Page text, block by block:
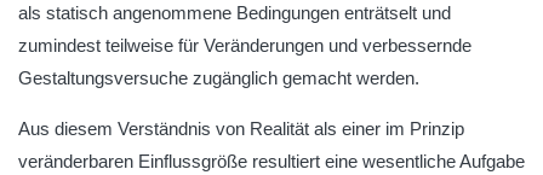
als statisch angenommene Bedingungen enträtselt und
zumindest teilweise für Veränderungen und verbessernde
Gestaltungsversuche zugänglich gemacht werden.
Aus diesem Verständnis von Realität als einer im Prinzip
veränderbaren Einflussgröße resultiert eine wesentliche Aufgabe